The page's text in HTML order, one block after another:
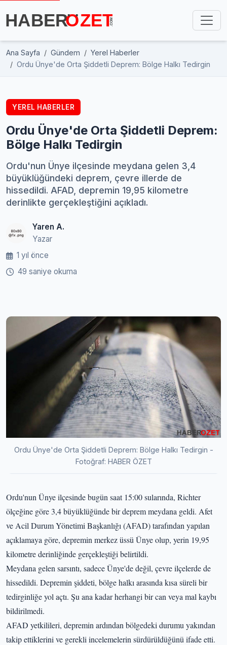
Ana Sayfa Gündem
Yerel Haberler
Ordu Ünye'de Orta Şiddetli Deprem: Bölge Halkı Tedirgin
YEREL HABERLER
Ordu Ünye'de Orta Şiddetli Deprem:
Bölge Halkı Tedirgin
Ordu'nun Ünye ilçesinde meydana gelen 3,4
büyüklüğündeki deprem, çevre illerde de
hissedildi. AFAD, depremin 19,95 kilometre
derinlikte gerçekleştiğini açıkladı.
Yaren A.
Yazar
1 yıl önce
49 saniye okuma
Ordu Ünye'de Orta Şiddetli Deprem: Bölge Halkı Tedirgin -
Fotoğraf: HABER ÖZET
Ordu'nun Ünye ilçesinde bugün saat 15:00 sularında, Richter
ölçeğine göre 3,4 büyüklüğünde bir deprem meydana geldi. Afet
ve Acil Durum Yönetimi Başkanlığı (AFAD) tarafından yapılan
açıklamaya göre, depremin merkez üssü Ünye olup, yerin 19,95
kilometre derinliğinde gerçekleştiği belirtildi.
Meydana gelen sarsıntı, sadece Ünye'de değil, çevre ilçelerde de
hissedildi. Depremin şiddeti, bölge halkı arasında kısa süreli bir
tedirginliğe yol açtı. Şu ana kadar herhangi bir can veya mal kaybı
bildirilmedi.
AFAD yetkilileri, depremin ardından bölgedeki durumu yakından
takip ettiklerini ve gerekli incelemelerin sürdürüldüğünü ifade etti.